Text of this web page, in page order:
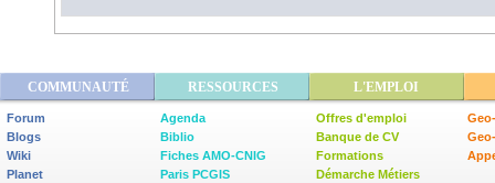
COMMUNAUTÉ RESSOURCES L'EMPLOI
Forum
Blogs
Wiki
Planet
Agenda
Biblio
Fiches AMO-CNIG
Paris PCGIS
Offres d'emploi
Banque de CV
Formations
Démarche Métiers